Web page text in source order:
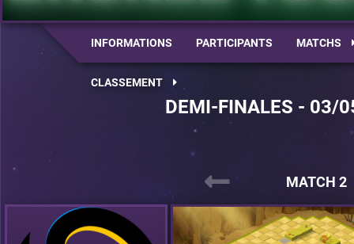
INFORMATIONS PARTICIPANTS MATCHS
CLASSEMENT
DEMI-FINALES - 03/
MATCH 2